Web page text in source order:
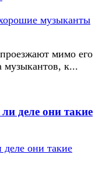
мимо его
музыкантов, к...
деле они такие